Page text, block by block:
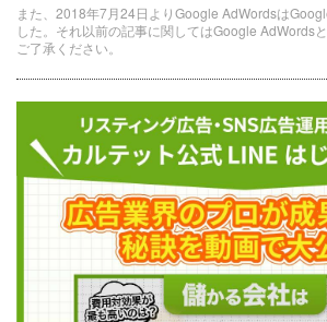
また、2018年7月24日よりGoogle AdWordsは
した。それ以前の記事に関してはGoogle AdWords
ご了承ください。